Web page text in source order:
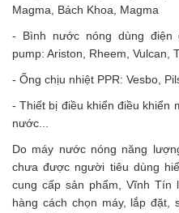
Magma, Bách Khoa, Magma
- Bình nước nóng dùng điện
pump: Ariston, Rheem, Vulcan,
- Ống chịu nhiệt PPR: Vesbo,
- Thiết bị điều khiển điều khiển
nước...
Do máy nước nóng năng
chưa được người tiêu dùng
cung cấp sản phẩm, Vĩnh Tín
hàng cách chọn máy, lắp